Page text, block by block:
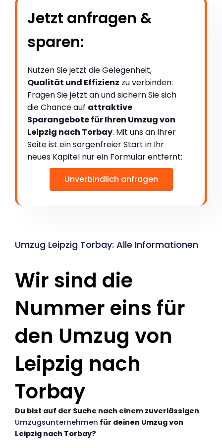
Jetzt anfragen &
sparen:
Nutzen Sie jetzt die Gelegenheit,
Qualität und Effizienz zu verbinden:
Fragen Sie jetzt an und sichern Sie sich
die Chance auf attraktive
Sparangebote für Ihren Umzug von
Leipzig nach Torbay. Mit uns an Ihrer
Seite ist ein sorgenfreier Start in Ihr
neues Kapitel nur ein Formular entfernt:
Unverbindlich anfragen
Umzug Leipzig Torbay: Alle Informationen
Wir sind die
Nummer eins für
den Umzug von
Leipzig nach
Torbay
Du bist auf der Suche nach einem zuverlässigen
Umzugsunternehmen für deinen Umzug von
Leipzig nach Torbay?